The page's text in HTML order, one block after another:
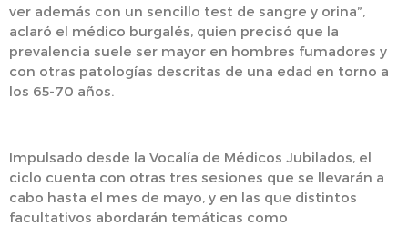
ver además con un sencillo test de sangre y orina”,
aclaró el médico burgalés, quien precisó que la
prevalencia suele ser mayor en hombres fumadores y
con otras patologías descritas de una edad en torno a
los 65-70 años.
Impulsado desde la Vocalía de Médicos Jubilados, el
ciclo cuenta con otras tres sesiones que se llevarán a
cabo hasta el mes de mayo, y en las que distintos
facultativos abordarán temáticas como